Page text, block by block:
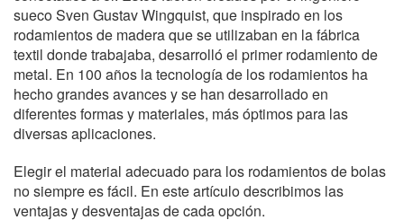
sueco Sven Gustav Wingquist, que inspirado en los
rodamientos de madera que se utilizaban en la fábrica
textil donde trabajaba, desarrolló el primer rodamiento de
metal. En 100 años la tecnología de los rodamientos ha
hecho grandes avances y se han desarrollado en
diferentes formas y materiales, más óptimos para las
diversas aplicaciones.
Elegir el material adecuado para los rodamientos de bolas
no siempre es fácil. En este artículo describimos las
ventajas y desventajas de cada opción.